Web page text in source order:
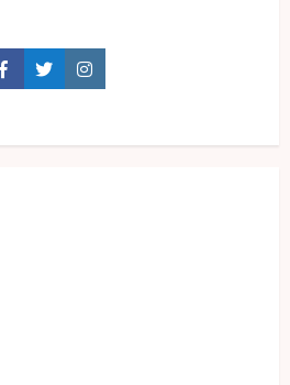
FacebookTwitterInstagram